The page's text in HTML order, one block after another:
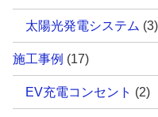
太陽光発電システム (3)
施工事例 (17)
EV充電コンセント (2)